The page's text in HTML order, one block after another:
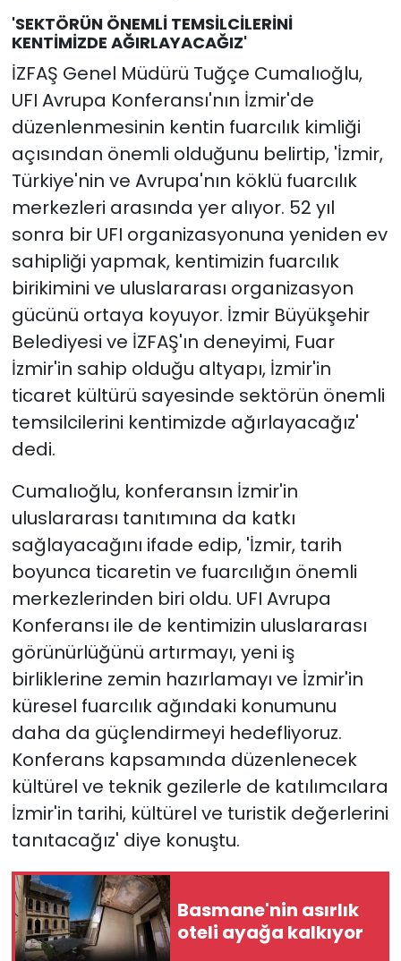
'SEKTÖRÜN ÖNEMLİ TEMSİLCİLERİNİ
KENTİMİZDE AĞIRLAYACAĞIZ'
İZFAŞ Genel Müdürü Tuğçe Cumalıoğlu,
UFI Avrupa Konferansı'nın İzmir'de
düzenlenmesinin kentin fuarcılık kimliği
açısından önemli olduğunu belirtip, 'İzmir,
Türkiye'nin ve Avrupa'nın köklü fuarcılık
merkezleri arasında yer alıyor. 52 yıl
sonra bir UFI organizasyonuna yeniden ev
sahipliği yapmak, kentimizin fuarcılık
birikimini ve uluslararası organizasyon
gücünü ortaya koyuyor. İzmir Büyükşehir
Belediyesi ve İZFAŞ'ın deneyimi, Fuar
İzmir'in sahip olduğu altyapı, İzmir'in
ticaret kültürü sayesinde sektörün önemli
temsilcilerini kentimizde ağırlayacağız'
dedi.
Cumalıoğlu, konferansın İzmir'in
uluslararası tanıtımına da katkı
sağlayacağını ifade edip, 'İzmir, tarih
boyunca ticaretin ve fuarcılığın önemli
merkezlerinden biri oldu. UFI Avrupa
Konferansı ile de kentimizin uluslararası
görünürlüğünü artırmayı, yeni iş
birliklerine zemin hazırlamayı ve İzmir'in
küresel fuarcılık ağındaki konumunu
daha da güçlendirmeyi hedefliyoruz.
Konferans kapsamında düzenlenecek
kültürel ve teknik gezilerle de katılımcılara
İzmir'in tarihi, kültürel ve turistik değerlerini
tanıtacağız' diye konuştu.
Basmane'nin asırlık
oteli ayağa kalkıyor